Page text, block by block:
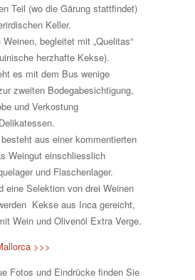
Teil (wo die Gärung stattfindet)
Keller.
begleitet mit „Quelitas“
herzhafte Kekse).
es mit dem Bus wenige
zweiten Bodegabesichtigung,
und Verkostung
aus einer kommentierten
Weingut einschliesslich
und Flaschenlager.
eine Selektion von drei Weinen
Kekse aus Inca gereicht,
Wein und Olivenöl Extra Verge.
>>>
Fotos und Eindrücke finden Sie